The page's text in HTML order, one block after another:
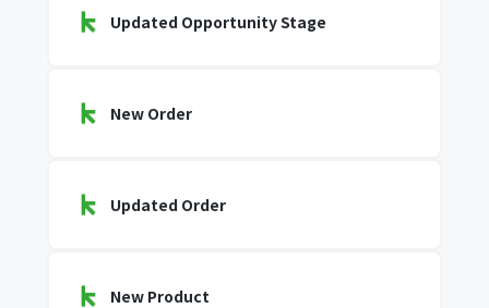
Updated Opportunity Stage
New Order
Updated Order
New Product